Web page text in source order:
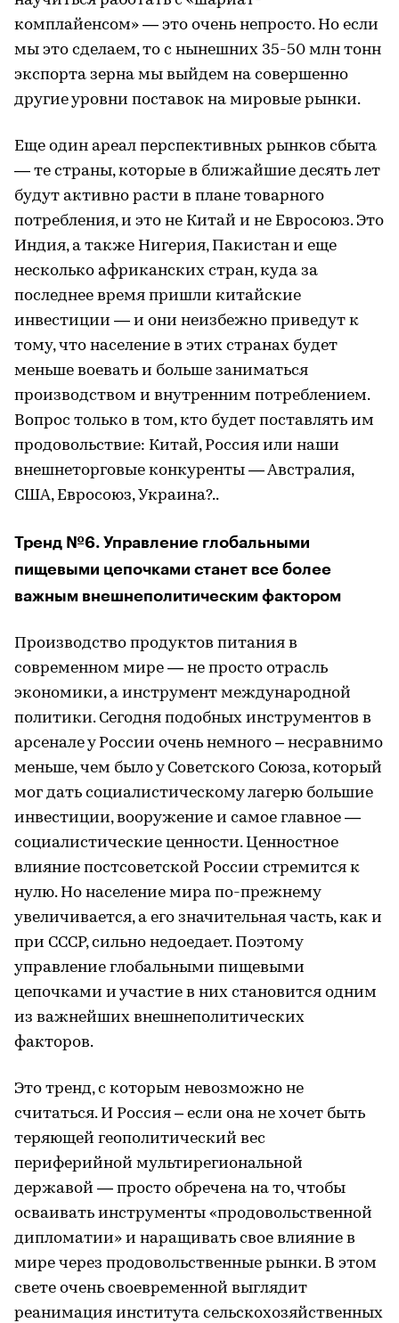
комплайенсом» — это очень непросто. Но если
мы это сделаем, то с нынешних 35-50 млн тонн
экспорта зерна мы выйдем на совершенно
другие уровни поставок на мировые рынки.
Еще один ареал перспективных рынков сбыта
— те страны, которые в ближайшие десять лет
будут активно расти в плане товарного
потребления, и это не Китай и не Евросоюз. Это
Индия, а также Нигерия, Пакистан и еще
несколько африканских стран, куда за
последнее время пришли китайские
инвестиции — и они неизбежно приведут к
тому, что население в этих странах будет
меньше воевать и больше заниматься
производством и внутренним потреблением.
Вопрос только в том, кто будет поставлять им
продовольствие: Китай, Россия или наши
внешнеторговые конкуренты — Австралия,
США, Евросоюз, Украина?..
Тренд №6. Управление глобальными
пищевыми цепочками станет все более
важным внешнеполитическим фактором
Производство продуктов питания в
современном мире — не просто отрасль
экономики, а инструмент международной
политики. Сегодня подобных инструментов в
арсенале у России очень немного – несравнимо
меньше, чем было у Советского Союза, который
мог дать социалистическому лагерю большие
инвестиции, вооружение и самое главное —
социалистические ценности. Ценностное
влияние постсоветской России стремится к
нулю. Но население мира по-прежнему
увеличивается, а его значительная часть, как и
при СССР, сильно недоедает. Поэтому
управление глобальными пищевыми
цепочками и участие в них становится одним
из важнейших внешнеполитических
факторов.
Это тренд, с которым невозможно не
считаться. И Россия – если она не хочет быть
теряющей геополитический вес
периферийной мультирегиональной
державой — просто обречена на то, чтобы
осваивать инструменты «продовольственной
дипломатии» и наращивать свое влияние в
мире через продовольственные рынки. В этом
свете очень своевременной выглядит
реанимация института сельскохозяйственных